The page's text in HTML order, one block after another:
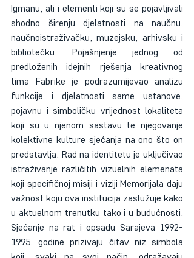
Igmanu, ali i elementi koji su se pojavljivali
shodno širenju djelatnosti na naučnu,
naučnoistraživačku, muzejsku, arhivsku i
bibliotečku. Pojašnjenje jednog od
predloženih idejnih rješenja kreativnog
tima Fabrike je podrazumijevao analizu
funkcije i djelatnosti same ustanove,
pojavnu i simboličku vrijednost lokaliteta
koji su u njenom sastavu te njegovanje
kolektivne kulture sjećanja na ono što on
predstavlja. Rad na identitetu je uključivao
istraživanje različitih vizuelnih elemenata
koji specifičnoj misiji i viziji Memorijala daju
važnost koju ova institucija zaslužuje kako
u aktuelnom trenutku tako i u budućnosti.
Sjećanje na rat i opsadu Sarajeva 1992-
1995. godine prizivaju čitav niz simbola